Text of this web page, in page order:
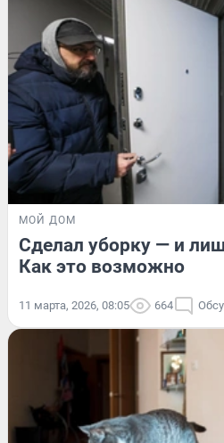
МОЙ ДОМ
Сделал уборку — и
Как это возможно
11 марта, 2026, 08:05 664